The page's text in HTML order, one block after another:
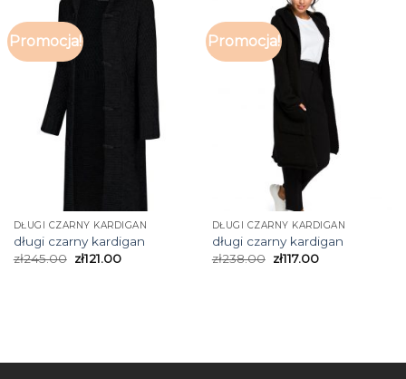
Promocja!
DŁUGI CZARNY KARDIGAN
długi czarny kardigan
zł245.00 zł121.00
Promocja!
DŁUGI CZARNY KARDIGAN
długi czarny kardigan
zł238.00 zł117.00